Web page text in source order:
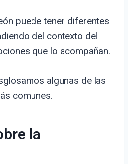
puede tener diferentes
del contexto del
que lo acompañan.
algunas de las
comunes.
la